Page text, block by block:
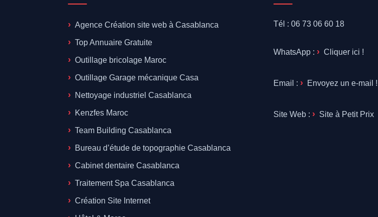
Agence Création site web à Casablanca
Top Annuaire Gratuite
Outillage bricolage Maroc
Outillage Garage mécanique Casa
Nettoyage industriel Casablanca
Kenzfes Maroc
Team Building Casablanca
Bureau d’étude de topographie Casablanca
Cabinet dentaire Casablanca
Traitement Spa Casablanca
Création Site Internet
Tél : 06 73 06 60 18
WhatsApp : Cliquer ici !
Email : Envoyez un e-mail !
Site Web : Site à Petit Prix